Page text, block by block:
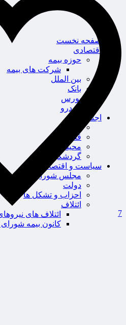
صفحه نخست
اقتصادی
حوزه بیمه
شرکت های بیمه
بین الملل
بانک
بورس
خودرو
اجتماعی
سلامت
قضایی
محیط زیست
گردشگری
سیاست و اقتصاد
مجلس شورای اسلامی
دولت
احزاب و تشکل ها
ائتلاف
ائتلاف های
کانون بیمه شورای
7